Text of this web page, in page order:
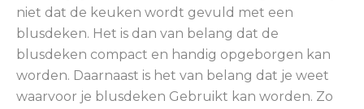
niet dat de keuken wordt gevuld met een
blusdeken. Het is dan van belang dat de
blusdeken compact en handig opgeborgen kan
worden. Daarnaast is het van belang dat je weet
waarvoor je blusdeken Gebruikt kan worden. Zo